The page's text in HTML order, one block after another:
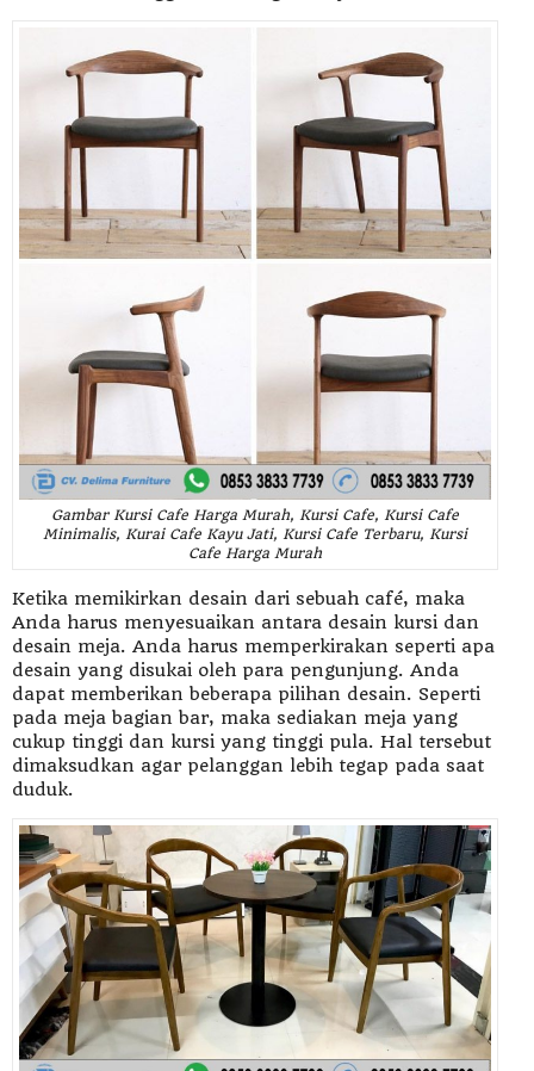
Gambar Kursi Cafe Harga Murah, Kursi Cafe, Kursi Cafe
Minimalis, Kurai Cafe Kayu Jati, Kursi Cafe Terbaru, Kursi
Cafe Harga Murah
Ketika memikirkan desain dari sebuah café, maka
Anda harus menyesuaikan antara desain kursi dan
desain meja. Anda harus memperkirakan seperti apa
desain yang disukai oleh para pengunjung. Anda
dapat memberikan beberapa pilihan desain. Seperti
pada meja bagian bar, maka sediakan meja yang
cukup tinggi dan kursi yang tinggi pula. Hal tersebut
dimaksudkan agar pelanggan lebih tegap pada saat
duduk.